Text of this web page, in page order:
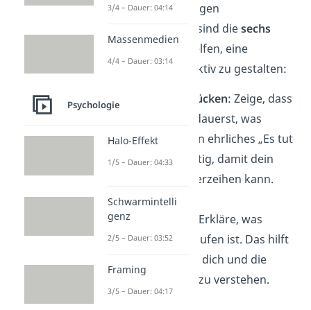
aus mehreren wichtigen
Komponenten. Hier sind diesechs
Bausteine, die dir helfen, eine
Entschuldigung effektiv zu gestalten:
Bedauern ausdrücken: Zeige, dass
du aufrichtig bedauerst, was
geschehen ist. Ein ehrliches „Es tut
mir leid“ ist wichtig, damit dein
Gegenüber dir verzeihen kann.
Fehler erklären
: Erkläre, was
genau schiefgelaufen ist. Das hilft
dem Gegenüber, dich und die
Situation besser zu verstehen.
3/4 – Dauer: 04:14
Massenmedien
4/4 – Dauer: 03:14
Psychologie
Halo-Effekt
1/5 – Dauer: 04:33
Schwarmintelli
genz
2/5 – Dauer: 03:52
Framing
3/5 – Dauer: 04:17